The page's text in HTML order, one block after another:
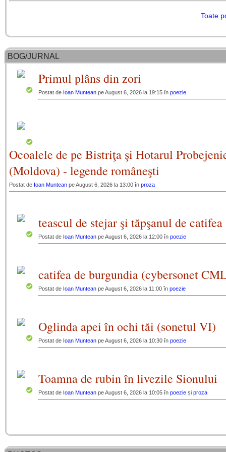
Toate
BOG/JURNAL
Primul plâns din zori
Postat de Ioan Muntean pe August 6, 2026 la 19:15 în poezie
Ocoalele de pe Bistriţa şi Hotarul
(Moldova) - legende româneşti
Postat de Ioan Muntean pe August 6, 2026 la 13:00 în proza
teascul de stejar şi tăpşanul de catifea
Postat de Ioan Muntean pe August 6, 2026 la 12:00 în poezie
catifea de burgundia (cybersonet
Postat de Ioan Muntean pe August 6, 2026 la 11:00 în poezie
Oglinda apei în ochi tăi (sonetul VI)
Postat de Ioan Muntean pe August 6, 2026 la 10:30 în poezie
Toamna de rubin în livezile Sionului
Postat de Ioan Muntean pe August 6, 2026 la 10:05 în poezie și proza